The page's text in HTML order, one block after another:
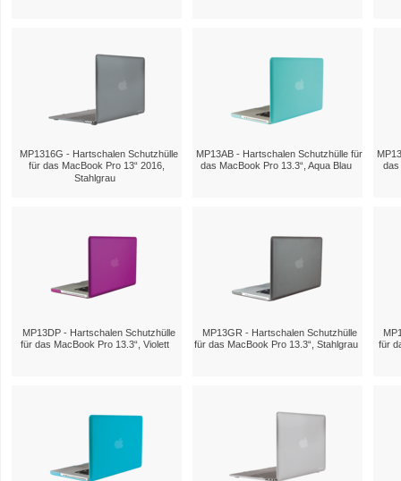
MP1316G - Hartschalen Schutzhülle
für das MacBook Pro 13“ 2016,
Stahlgrau
MP13AB - Hartschalen Schutzhülle für
das MacBook Pro 13.3“, Aqua Blau
das
MP13DP - Hartschalen Schutzhülle
für das MacBook Pro 13.3“, Violett
MP13GR - Hartschalen Schutzhülle
für das MacBook Pro 13.3“, Stahlgrau
für